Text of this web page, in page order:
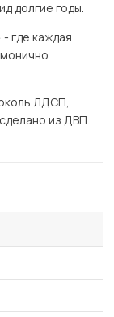
долгие годы.
где каждая
ЛДСП,
из ДВП.